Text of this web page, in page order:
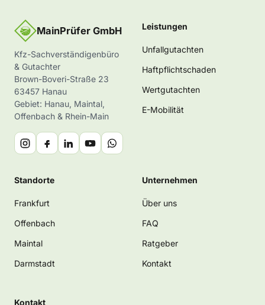
MainPrüfer GmbH
Kfz-Sachverständigenbüro
& Gutachter
Brown-Boveri-Straße 23
63457 Hanau
Gebiet: Hanau, Maintal,
Offenbach & Rhein-Main
Leistungen
Unfallgutachten
Haftpflichtschaden
Wertgutachten
E-Mobilität
Standorte
Frankfurt
Offenbach
Maintal
Darmstadt
Unternehmen
Über uns
FAQ
Ratgeber
Kontakt
Kontakt